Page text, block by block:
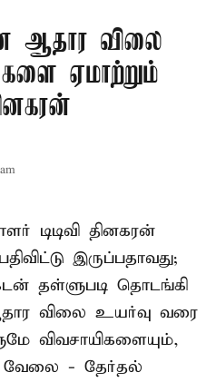
ஆதார விலை
ஏமாற்றும்
டிடிவி தினகரன்
இருப்பதாவது;
தள்ளுபடி தொடங்கி
விலை உயர்வு வரை
விவசாயிகளையும்,
வேலை - தேர்தல்